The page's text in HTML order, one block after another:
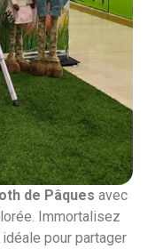
de Pâques avec
Immortalisez
idéale pour partager